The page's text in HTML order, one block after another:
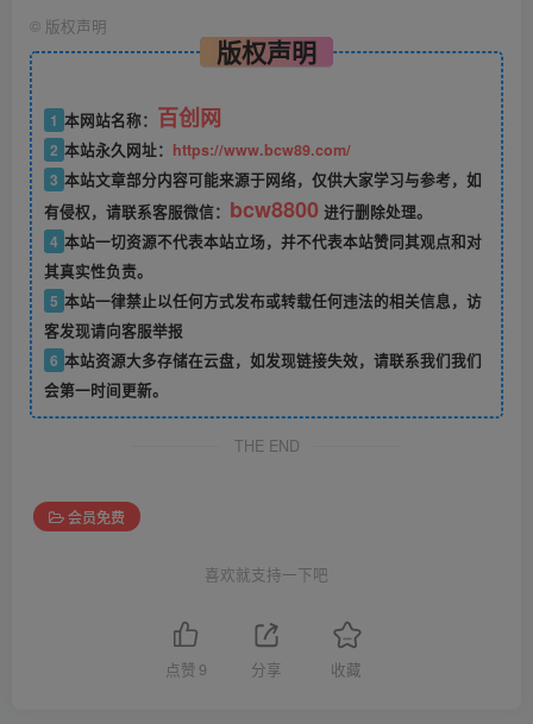
© 版权声明
版权声明
1 本网站名称： 百创网
2 本站永久网址： https://www.bcw89.com/
3 本站文章部分内容可能来源于网络，仅供大家学习与参考，如
有侵权，请联系客服微信： bcw8800 进行删除处理。
4 本站一切资源不代表本站立场，并不代表本站赞同其观点和对
其真实性负责。
5 本站一律禁止以任何方式发布或转载任何违法的相关信息，访
客发现请向客服举报
6 本站资源大多存储在云盘，如发现链接失效，请联系我们我们
会第一时间更新。
THE END
会员免费
喜欢就支持一下吧
点赞 9 分享 收藏